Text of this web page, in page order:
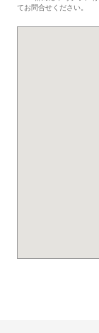
てお問合せください。